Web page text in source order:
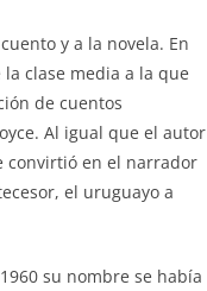
y a la novela. En
clase media a la que
de cuentos
Al igual que el autor
convirtió en el narrador
el uruguayo a
su nombre se había